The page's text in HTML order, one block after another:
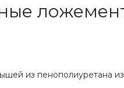
из пенополиуретана